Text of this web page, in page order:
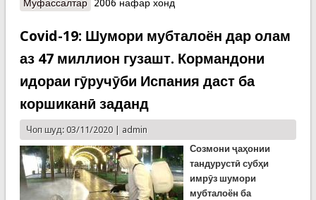
Муфассалтаро Дар як садамаи мошин як нафар ҳалок шуд.
заҳролуд шуданд. Яке фавтид, ҳоли се тан
вахим аст
2006 нафар хонд
Covid-19: Шумори мубталоён дар олам
аз 47 миллион гузашт. Кормандони
идораи гӯручӯби Испания даст ба
коршиканӣ заданд
Чоп шуд: 03/11/2020 | admin
Созмони ҷаҳонии
тандурустӣ субҳи
имрӯз шумори
мубталоён ба